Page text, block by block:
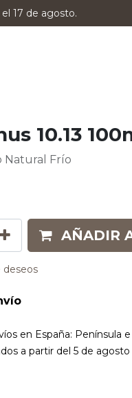
17 de agosto.
10.13
Natural Frío
AÑADIR
deseos
en España: Península
a partir del 5 de